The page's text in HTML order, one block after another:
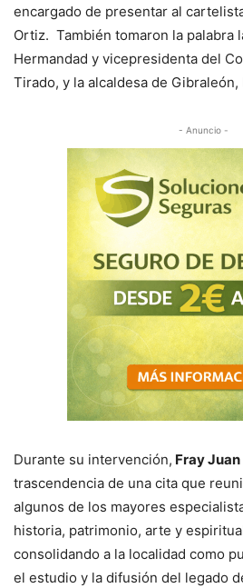
encargado de presentar al
Ortiz. También tomaron la palabra
Hermandad y vicepresidenta del
Tirado, y la alcaldesa de
- Anuncio -
Durante su intervención, Fray
trascendencia de una cita que
algunos de los mayores
historia, patrimonio, arte y
consolidando a la localidad como
el estudio y la difusión del legado